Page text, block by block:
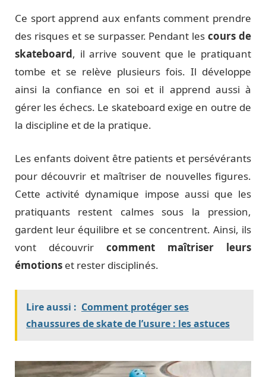
Ce sport apprend aux enfants comment prendre
des risques et se surpasser. Pendant lescours de
skateboard, il arrive souvent que le pratiquant
tombe et se relève plusieurs fois. Il développe
ainsi la confiance en soi et il apprend aussi à
gérer les échecs. Le skateboard exige en outre de
la discipline et de la pratique.
Les enfants doivent être patients et persévérants
pour découvrir et maîtriser de nouvelles figures.
Cette activité dynamique impose aussi que les
pratiquants restent calmes sous la pression,
gardent leur équilibre et se concentrent. Ainsi, ils
vont découvrir comment maîtriser leurs
émotions et rester disciplinés.
Lire aussi : Comment protéger ses
chaussures de skate de l’usure : les astuces